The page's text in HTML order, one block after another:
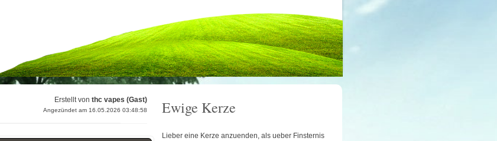
Erstellt von thc vapes (Gast)
Angezündet am 16.05.2026 03:48:58 Ewige Kerze
Lieber eine Kerze anzuenden, als ueber Finsternis